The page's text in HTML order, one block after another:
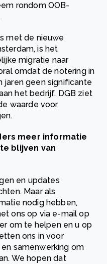
rondom OOB-
met de nieuwe
is het
migratie naar
omdat de notering in
jaren geen significante
het bedrijf. DGB ziet
waarde voor
meer informatie
blijven van
en updates
Maar als
nodig hebben,
ons op via e-mail op
om te helpen en u op
ons in voor
samenwerking om
We hopen dat